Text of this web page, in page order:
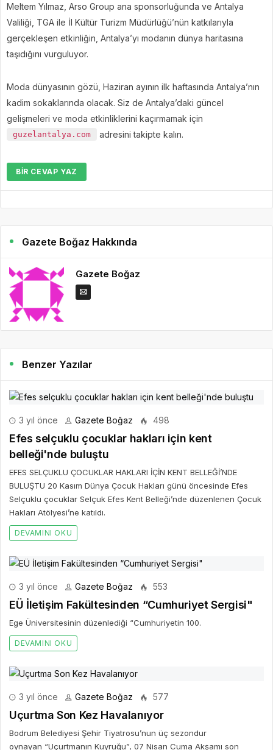
Meltem Yılmaz, Arso Group ana sponsorluğunda ve Antalya
Valiliği, TGA ile İl Kültür Turizm Müdürlüğü’nün katkılarıyla
gerçekleşen etkinliğin, Antalya’yı modanın dünya haritasına
taşıdığını vurguluyor.
Moda dünyasının gözü, Haziran ayının ilk haftasında Antalya’nın
kadim sokaklarında olacak. Siz de Antalya’daki güncel
gelişmeleri ve moda etkinliklerini kaçırmamak için
guzelantalya.com adresini takipte kalın.
BIR CEVAP YAZ
Gazete Boğaz Hakkında
Gazete Boğaz
Benzer Yazılar
3 yıl önce Gazete Boğaz 498
Efes selçuklu çocuklar hakları için kent
belleği'nde buluştu
EFES SELÇUKLU ÇOCUKLAR HAKLARI İÇİN KENT BELLEĞİ’NDE
BULUŞTU 20 Kasım Dünya Çocuk Hakları günü öncesinde Efes
Selçuklu çocuklar Selçuk Efes Kent Belleği’nde düzenlenen Çocuk
Hakları Atölyesi’ne katıldı.
DEVAMINI OKU
3 yıl önce Gazete Boğaz 553
EÜ İletişim Fakültesinden “Cumhuriyet Sergisi"
Ege Üniversitesinin düzenlediği “Cumhuriyetin 100.
DEVAMINI OKU
3 yıl önce Gazete Boğaz 577
Uçurtma Son Kez Havalanıyor
Bodrum Belediyesi Şehir Tiyatrosu’nun üç sezondur
oynayan “Uçurtmanın Kuyruğu”, 07 Nisan Cuma Akşamı son